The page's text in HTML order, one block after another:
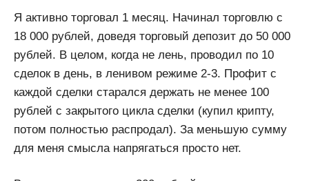
Я активно торговал 1 месяц. Начинал торговлю с
18 000 рублей, доведя торговый депозит до 50 000
рублей. В целом, когда не лень, проводил по 10
сделок в день, в ленивом режиме 2-3. Профит с
каждой сделки старался держать не менее 100
рублей с закрытого цикла сделки (купил крипту,
потом полностью распродал). За меньшую сумму
для меня смысла напрягаться просто нет.